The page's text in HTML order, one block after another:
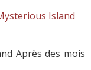
Après des mois